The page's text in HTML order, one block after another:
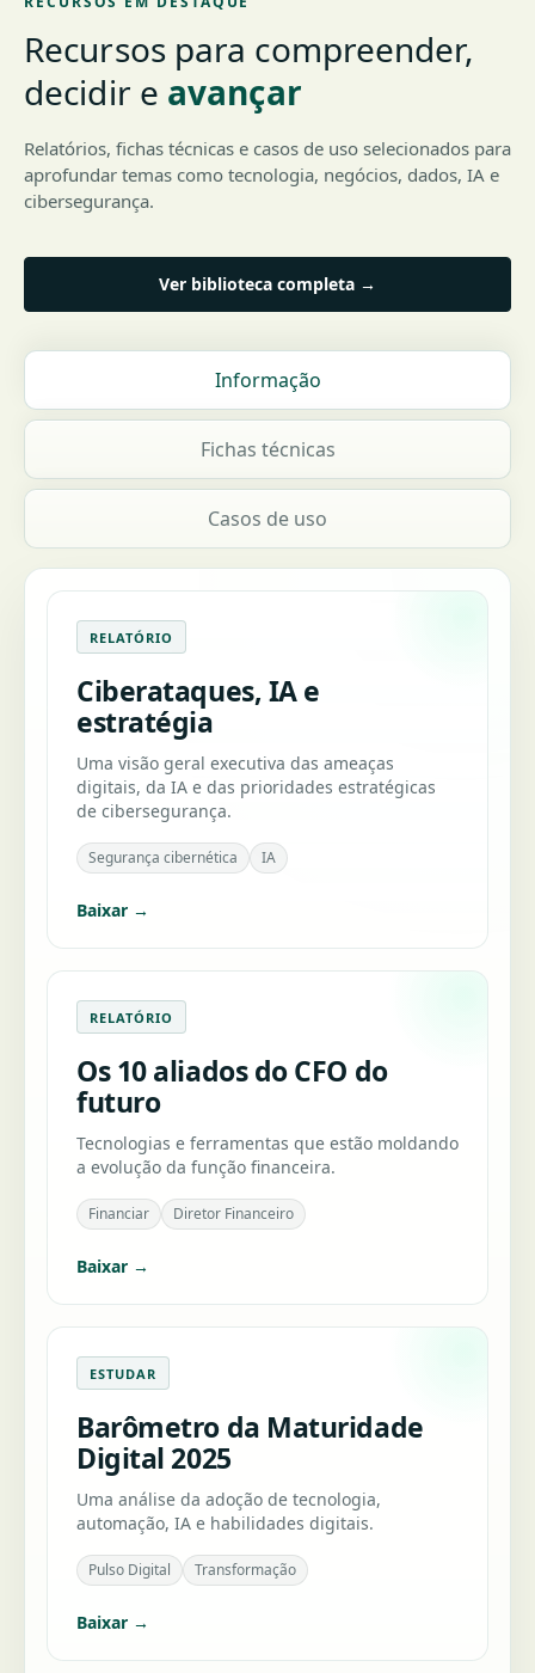
Recursos para compreender,
decidir e avançar
Relatórios, fichas técnicas e casos de uso selecionados para
aprofundar temas como tecnologia, negócios, dados, IA e
cibersegurança.
Ver biblioteca completa →
Informação
Fichas técnicas
Casos de uso
RELATÓRIO
Ciberataques, IA e
estratégia
Uma visão geral executiva das ameaças
digitais, da IA e das prioridades estratégicas
de cibersegurança.
Segurança cibernética IA
Baixar →
RELATÓRIO
Os 10 aliados do CFO do
futuro
Tecnologias e ferramentas que estão moldando
a evolução da função financeira.
Financiar Diretor Financeiro
Baixar →
ESTUDAR
Barômetro da Maturidade
Digital 2025
Uma análise da adoção de tecnologia,
automação, IA e habilidades digitais.
Pulso Digital Transformação
Baixar →